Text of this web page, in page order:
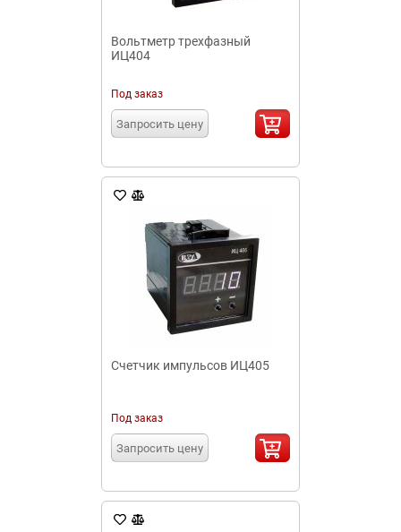
Вольтметр трехфазный
ИЦ404
Под заказ
Запросить цену
Счетчик импульсов ИЦ405
Под заказ
Запросить цену